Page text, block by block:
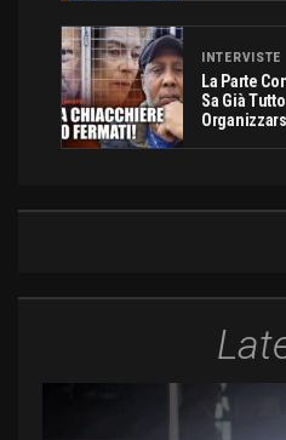
INTERVISTE
La Parte
Sa Già